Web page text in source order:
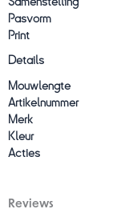
Pasvorm
Print
Details
Mouwlengte
Artikelnummer
Merk
Kleur
Acties
Reviews